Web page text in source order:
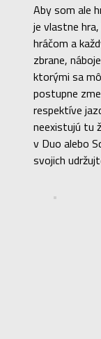
Aby som ale
je vlastne
hráčom a
zbrane,
ktorými sa
postupne
respektíve
neexistujú tu
v Duo alebo
svojich